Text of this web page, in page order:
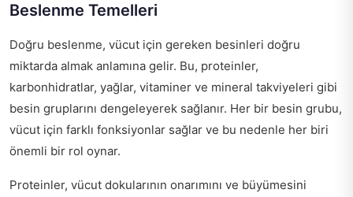
Beslenme Temelleri
Doğru beslenme, vücut için gereken besinleri doğru
miktarda almak anlamına gelir. Bu, proteinler,
karbonhidratlar, yağlar, vitaminer ve mineral takviyeleri gibi
besin gruplarını dengeleyerek sağlanır. Her bir besin grubu,
vücut için farklı fonksiyonlar sağlar ve bu nedenle her biri
önemli bir rol oynar.
Proteinler, vücut dokularının onarımını ve büyümesini